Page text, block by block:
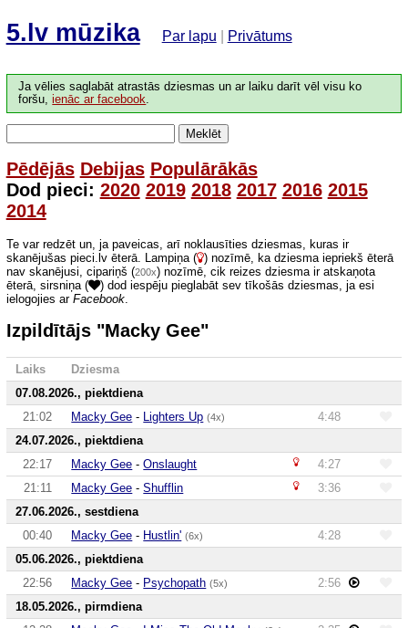
5.lv mūzika Par lapu Privātums
Ja vēlies saglabāt atrastās dziesmas un ar laiku darīt vēl visu ko
foršu,ienāc ar facebook.
Meklēt
Pēdējās Debijas Populārākās
Dod pieci: 2020 2019 2018 2017 2016 2015
2014
Te var redzēt un, ja paveicas, arī noklausīties dziesmas, kuras ir
skanējušas pieci.lv ēterā. Lampiņa ( ) nozīmē, ka dziesma iepriekš ēterā
nav skanējusi, cipariņš (200x) nozīmē, cik reizes dziesma ir atskaņota
ēterā, sirsniņa (
) dod iespēju pieglabāt sev tīkošās dziesmas, ja esi
ielogojies ar Facebook.
Izpildītājs "Macky Gee"
Laiks
Dziesma
07.08.2026., piektdiena
21:02
Macky Gee - Lighters Up (4x)
4:48
24.07.2026., piektdiena
22:17
Macky Gee -Onslaught
4:27
21:11
Macky Gee -Shufflin
3:36
27.06.2026., sestdiena
00:40
Macky Gee - Hustlin' (6x)
4:28
05.06.2026., piektdiena
22:56
Macky Gee - Psychopath (5x)
2:56
18.05.2026., pirmdiena